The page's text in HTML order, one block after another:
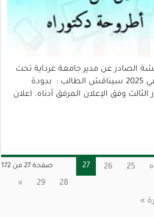
الصادر عن مدير جامعة غرداية تحت
رقم : 167 المؤرخ بتاريخ 28 جانفي 2025 سيناقش الطالب : بدودة
وفق الإعلان المرفق أدناه. اعلان
صفحة 27 من 172 «
25
26
27
28
29
»
»